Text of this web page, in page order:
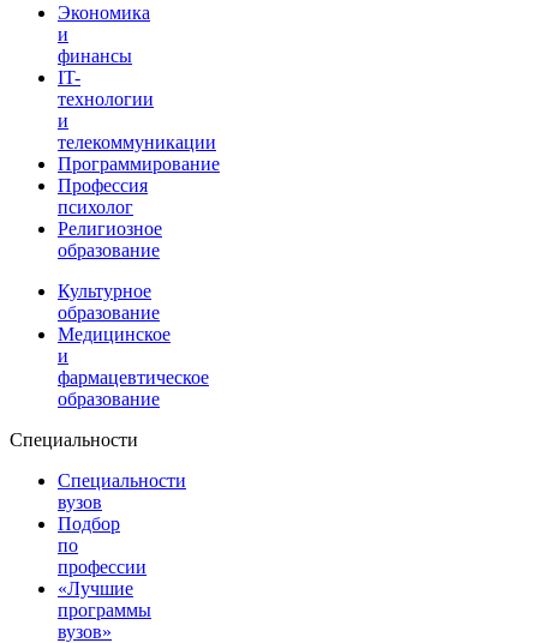
Экономика
и
финансы
IT-
технологии
и
телекоммуникации
Программирование
Профессия
психолог
Религиозное
образование
Культурное
образование
Медицинское
и
фармацевтическое
образование
Специальности
Специальности
вузов
Подбор
по
профессии
«Лучшие
программы
вузов»